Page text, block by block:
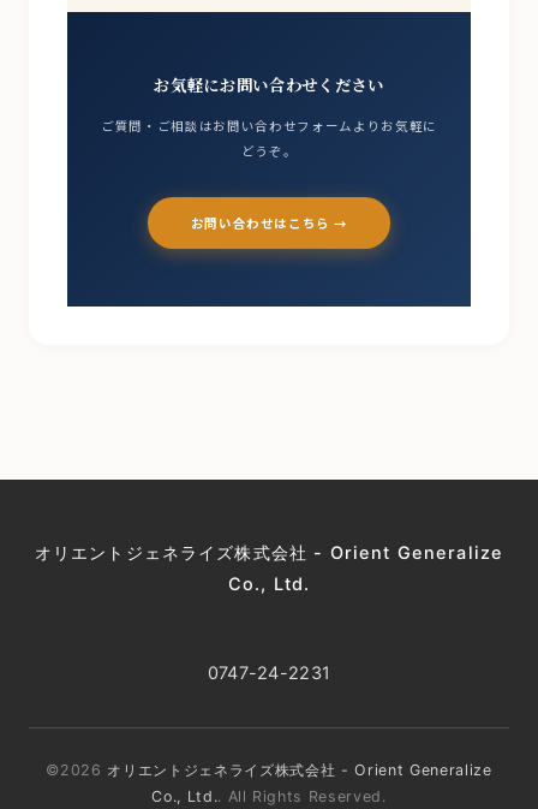
お気軽にお問い合わせください
ご質問・ご相談はお問い合わせフォームよりお気軽に
どうぞ。
お問い合わせはこちら →
オリエントジェネライズ株式会社 - Orient Generalize
Co., Ltd.
0747-24-2231
©2026 オリエントジェネライズ株式会社 - Orient Generalize
Co., Ltd.. All Rights Reserved.